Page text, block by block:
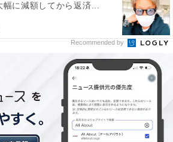
幅に減額してから返済...
Recommended by